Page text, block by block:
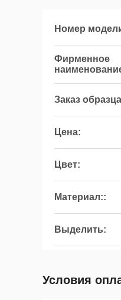
Номер
Фирменное
Заказ
Цена:
Цвет:
Материал::
Выделить:
Условия